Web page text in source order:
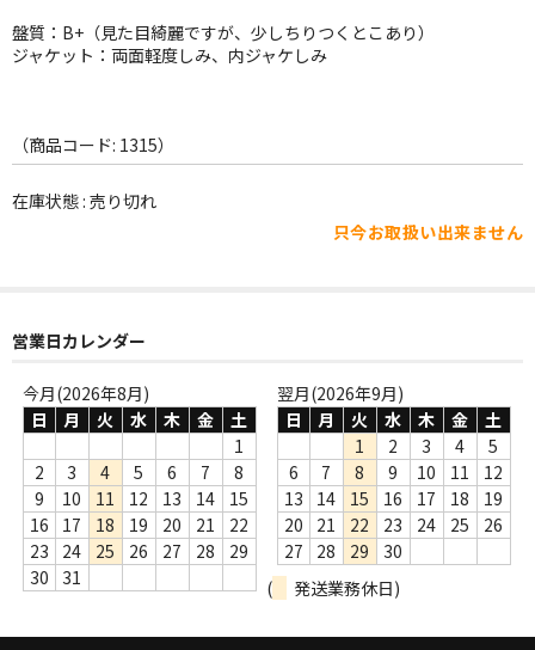
J-POP
FOLK,SSW
レア盤（1万円以上）
Webのみ no.1
Webのみ no.2
Webのみ no.3
Webのみ no.4
売り切れ
Help
盤質：B+（見た目綺麗ですが、少しちりつくとこあり）
ジャケット：両面軽度しみ、内ジャケしみ
（商品コード: 1315）
在庫状態 : 売り切れ
只今お取扱い出来ません
営業日カレンダー
今月(2026年8月)
日
月 火 水 木 金
土
1
2
3 4 5 6 7
8
9
10 11 12 13 14
15
16
17 18 19 20 21
22
23
24 25 26 27 28
29
30
31
翌月(2026年9月)
日
月 火 水 木 金
土
1
2 3 4
5
6
7 8 9 10 11
12
13
14 15 16 17 18
19
20
21 22 23 24 25
26
27
28 29
30
(
発送業務休日)